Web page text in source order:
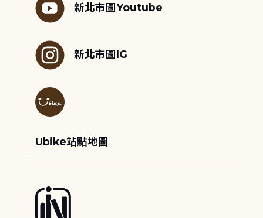
新北市圖Youtube
新北市圖IG
Ubike站點地圖